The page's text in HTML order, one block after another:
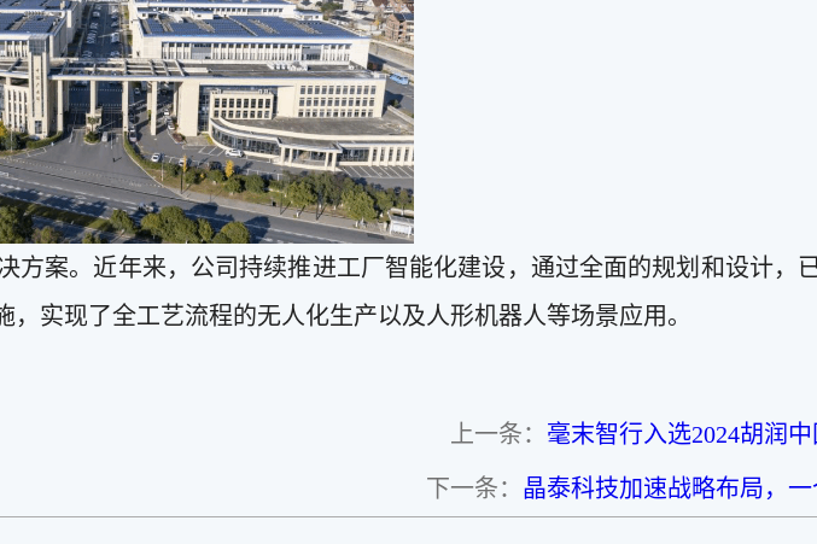
案。近年来，公司持续推进工厂智能化建设，通过全面的规划和设计，
实现了全工艺流程的无人化生产以及人形机器人等场景应用。
上一条： 毫末智行入选2024胡润
下一条： 晶泰科技加速战略布局，